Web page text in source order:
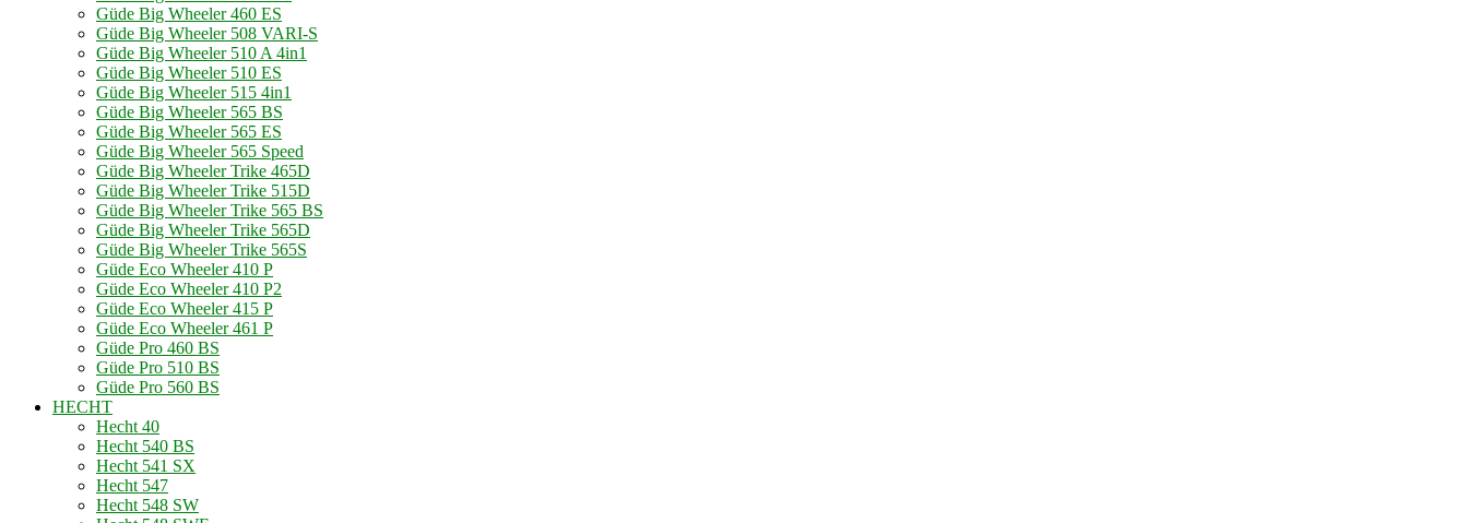
Güde Big Wheeler 460 ES
Güde Big Wheeler 508 VARI-S
Güde Big Wheeler 510 A 4in1
Güde Big Wheeler 510 ES
Güde Big Wheeler 515 4in1
Güde Big Wheeler 565 BS
Güde Big Wheeler 565 ES
Güde Big Wheeler 565 Speed
Güde Big Wheeler Trike 465D
Güde Big Wheeler Trike 515D
Güde Big Wheeler Trike 565 BS
Güde Big Wheeler Trike 565D
Güde Big Wheeler Trike 565S
Güde Eco Wheeler 410 P
Güde Eco Wheeler 410 P2
Güde Eco Wheeler 415 P
Güde Eco Wheeler 461 P
Güde Pro 460 BS
Güde Pro 510 BS
Güde Pro 560 BS
HECHT
Hecht 40
Hecht 540 BS
Hecht 541 SX
Hecht 547
Hecht 548 SW